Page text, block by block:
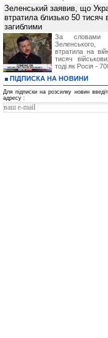
Зеленський заявив, що
втратила близько 50 тисяч
загиблими
За словами
втратила на
тисяч
тоді як Росія -
ПІДПИСКА НА НОВИНИ
Для підписки на розсилку новин
адресу :